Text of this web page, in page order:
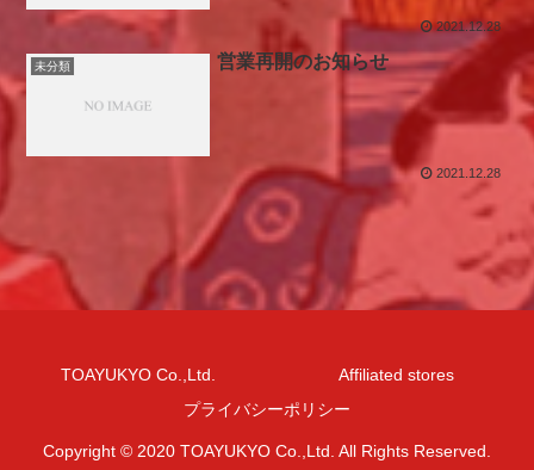
2021.12.28
未分類 営業再開のお知らせ
2021.12.28
TOAYUKYO Co.,Ltd.
Affiliated stores
プライバシーポリシー
Copyright © 2020 TOAYUKYO Co.,Ltd. All Rights Reserved.